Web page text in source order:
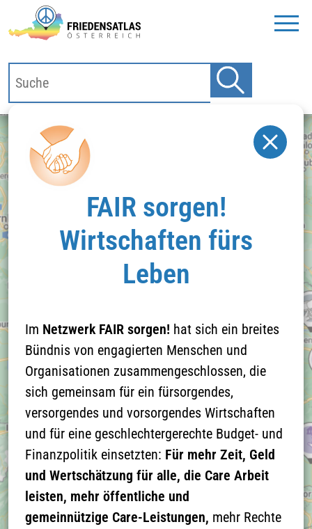
Datenschutzerklärung
zu aktzeptieren und
die Google-Maps-
Karte zu laden
Näheres finden Sie in
der
Datenschutzerklärung
FAIR sorgen!
Wirtschaften fürs
Leben
Im Netzwerk FAIR sorgen! hat sich ein breites
Bündnis von engagierten Menschen und
Organisationen zusammengeschlossen, die
sich gemeinsam für ein fürsorgendes,
versorgendes und vorsorgendes Wirtschaften
und für eine geschlechtergerechte Budget- und
Finanzpolitik einsetzten: Für mehr Zeit, Geld
und Wertschätzung für alle, die Care Arbeit
leisten, mehr öffentliche und
gemeinnützige Care-Leistungen, mehr Rechte